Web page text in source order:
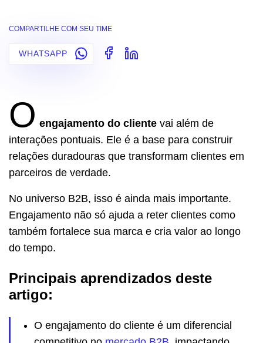
COMPARTILHE COM SEU TIME
WHATSAPP
O engajamento do cliente vai além de
interações pontuais. Ele é a base para construir
relações duradouras que transformam clientes em
parceiros de verdade.
No universo B2B, isso é ainda mais importante.
Engajamento não só ajuda a reter clientes como
também fortalece sua marca e cria valor ao longo
do tempo.
Principais aprendizados deste
artigo:
O engajamento do cliente é um diferencial